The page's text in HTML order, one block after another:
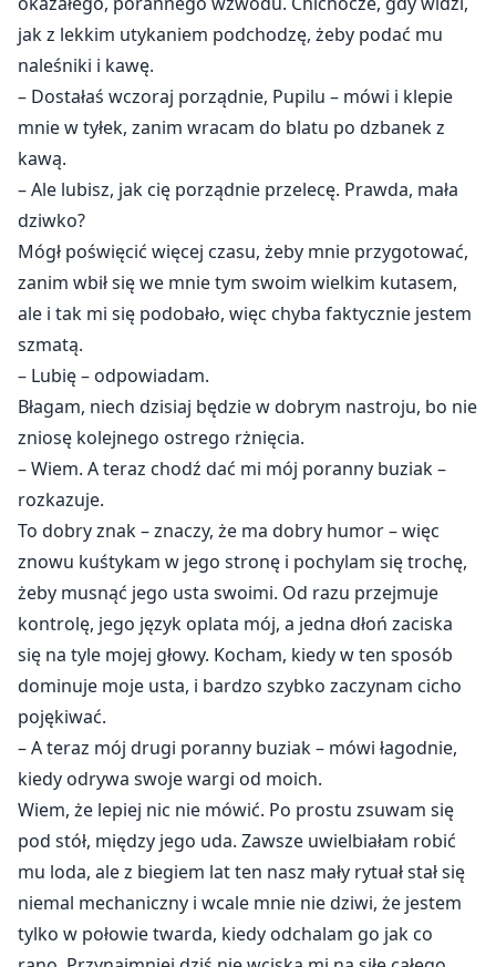
jak z lekkim utykaniem podchodzę, żeby podać mu
naleśniki i kawę.
– Dostałaś wczoraj porządnie, Pupilu – mówi i klepie
mnie w tyłek, zanim wracam do blatu po dzbanek z
kawą.
– Ale lubisz, jak cię porządnie przelecę. Prawda, mała
dziwko?
Mógł poświęcić więcej czasu, żeby mnie przygotować,
zanim wbił się we mnie tym swoim wielkim kutasem,
ale i tak mi się podobało, więc chyba faktycznie jestem
szmatą.
– Lubię – odpowiadam.
Błagam, niech dzisiaj będzie w dobrym nastroju, bo nie
zniosę kolejnego ostrego rżnięcia.
– Wiem. A teraz chodź dać mi mój poranny buziak –
rozkazuje.
To dobry znak – znaczy, że ma dobry humor – więc
znowu kuśtykam w jego stronę i pochylam się trochę,
żeby musnąć jego usta swoimi. Od razu przejmuje
kontrolę, jego język oplata mój, a jedna dłoń zaciska
się na tyle mojej głowy. Kocham, kiedy w ten sposób
dominuje moje usta, i bardzo szybko zaczynam cicho
pojękiwać.
– A teraz mój drugi poranny buziak – mówi łagodnie,
kiedy odrywa swoje wargi od moich.
Wiem, że lepiej nic nie mówić. Po prostu zsuwam się
pod stół, między jego uda. Zawsze uwielbiałam robić
mu loda, ale z biegiem lat ten nasz mały rytuał stał się
niemal mechaniczny i wcale mnie nie dziwi, że jestem
tylko w połowie twarda, kiedy odchalam go jak co